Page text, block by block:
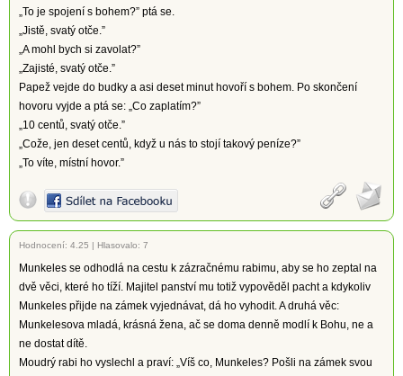
„To je spojení s bohem?” ptá se.
„Jistě, svatý otče.”
„A mohl bych si zavolat?”
„Zajisté, svatý otče.”
Papež vejde do budky a asi deset minut hovoří s bohem. Po skončení
hovoru vyjde a ptá se: „Co zaplatím?”
„10 centů, svatý otče.”
„Cože, jen deset centů, když u nás to stojí takový peníze?”
„To víte, místní hovor.”
Hodnocení: 4.25 | Hlasovalo: 7
Munkeles se odhodlá na cestu k zázračnému rabimu, aby se ho zeptal na
dvě věci, které ho tíží. Majitel panství mu totiž vypověděl pacht a kdykoliv
Munkeles přijde na zámek vyjednávat, dá ho vyhodit. A druhá věc:
Munkelesova mladá, krásná žena, ač se doma denně modlí k Bohu, ne a
ne dostat dítě.
Moudrý rabi ho vyslechl a praví: „Víš co, Munkeles? Pošli na zámek svou